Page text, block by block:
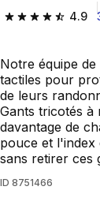
4.9
4.9 out of 5
Notre équipe
tactiles pour
de leurs
Gants tricotés à
davantage de
pouce et l'index
sans retirer ces
ID 8751466